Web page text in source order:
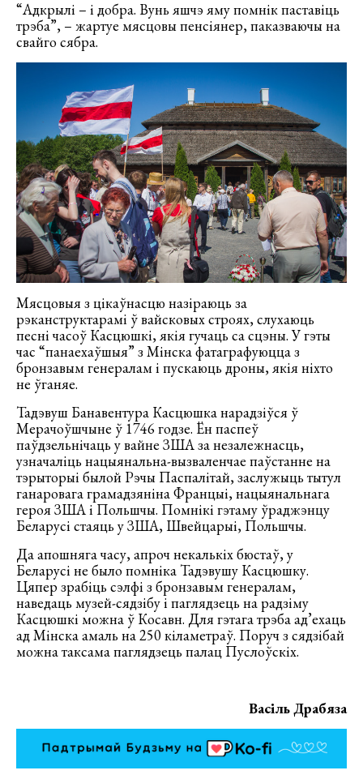
“Адкрылі – і добра. Вунь яшчэ яму помнік паставіць
трэба”, – жартуе мясцовы пенсіянер, паказваючы на
свайго сябра.
Мясцовыя з цікаўнасцю назіраюць за
рэканструктарамі ў вайсковых строях, слухаюць
песні часоў Касцюшкі, якія гучаць са сцэны. У гэты
час “панаехаўшыя” з Мінска фатаграфуюцца з
бронзавым генералам і пускаюць дроны, якія ніхто
не ўганяе.
Тадэвуш Банавентура Касцюшка нарадзіўся ў
Мерачоўшчыне ў 1746 годзе. Ён паспеў
паўдзельнічаць у вайне ЗША за незалежнасць,
узначаліць нацыянальна-вызваленчае паўстанне на
тэрыторыі былой Рэчы Паспалітай, заслужыць тытул
ганаровага грамадзяніна Францыі, нацыянальнага
героя ЗША і Польшчы. Помнікі гэтаму ўраджэнцу
Беларусі стаяць у ЗША, Швейцарыі, Польшчы.
Да апошняга часу, апроч некалькіх бюстаў, у
Беларусі не было помніка Тадэвушу Касцюшку.
Цяпер зрабіць сэлфі з бронзавым генералам,
наведаць музей-сядзібу і паглядзець на радзіму
Касцюшкі можна ў Косавн. Для гэтага трэба ад’ехаць
ад Мінска амаль на 250 кіламетраў. Поруч з сядзібай
можна таксама паглядзець палац Пуслоўскіх.
Васіль Драбяза